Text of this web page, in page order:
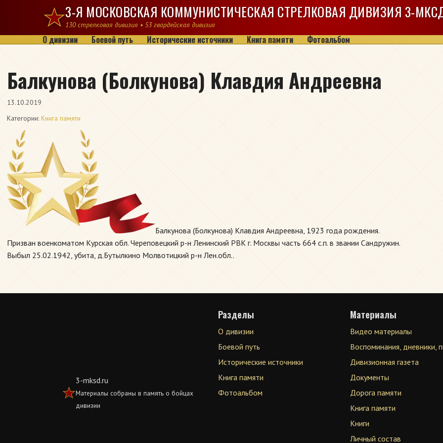
Перейти к содержимому3-Я МОСКОВСКАЯ КОММУНИСТИЧЕСКАЯ СТРЕЛКОВАЯ ДИВИЗИЯ 3-
130 стрелковая дивизия • 53 гвардейская дивизия
О дивизии Боевой путь Исторические источники Книга памяти Фотоальбом
Балкунова (Болкунова) Клавдия Андреевна
13.10.2019
Категории: Книга памяти
Балкунова (Болкунова) Клавдия Андреевна, 1923 года рождения.
Призван военкоматом Курская обл. Череповецкий р-н Ленинский РВК г. Москвы часть 664 с.п. в звании Сандружин.
Выбыл 25.02.1942, убита, д.Бутылкино Молвотицкий р-н Лен.обл..
3-mksd.ru
Материалы собраны в память о бойцах
дивизии
Разделы
О дивизии
Боевой путь
Исторические источники
Книга памяти
Фотоальбом
Материалы
Видео материалы
Воспоминания, дневники,
Дивизионная газета
Документы
Дорога памяти
Книга памяти
Книги
Личный состав